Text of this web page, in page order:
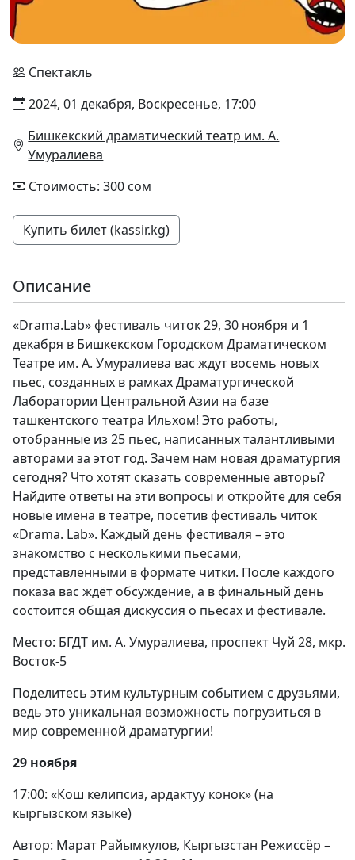
Спектакль
2024, 01 декабря, Воскресенье, 17:00
Бишкекский драматический театр им. А.
Умуралиева
Стоимость: 300 сом
Купить билет (kassir.kg)
Описание
«Drama.Lab» фестиваль читок 29, 30 ноября и 1
декабря в Бишкекском Городском Драматическом
Театре им. А. Умуралиева вас ждут восемь новых
пьес, созданных в рамках Драматургической
Лаборатории Центральной Азии на базе
ташкентского театра Ильхом! Это работы,
отобранные из 25 пьес, написанных талантливыми
авторами за этот год. Зачем нам новая драматургия
сегодня? Что хотят сказать современные авторы?
Найдите ответы на эти вопросы и откройте для себя
новые имена в театре, посетив фестиваль читок
«Drama. Lab». Каждый день фестиваля – это
знакомство с несколькими пьесами,
представленными в формате читки. После каждого
показа вас ждёт обсуждение, а в финальный день
состоится общая дискуссия о пьесах и фестивале.
Место: БГДТ им. А. Умуралиева, проспект Чуй 28, мкр.
Восток-5
Поделитесь этим культурным событием с друзьями,
ведь это уникальная возможность погрузиться в
мир современной драматургии!
29 ноября
17:00: «Кош келипсиз, ардактуу конок» (на
кыргызском языке)
Автор: Марат Райымкулов, Кыргызстан Режиссёр –